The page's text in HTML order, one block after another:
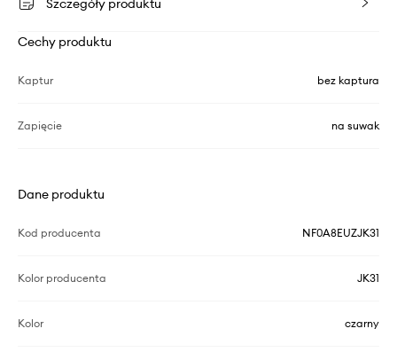
Szczegóły produktu
Cechy produktu
Kaptur bez kaptura
Zapięcie na suwak
Dane produktu
Kod producenta NF0A8EUZJK31
Kolor producenta JK31
Kolor czarny